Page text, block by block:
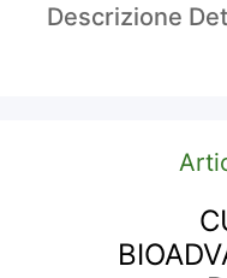
Descrizione